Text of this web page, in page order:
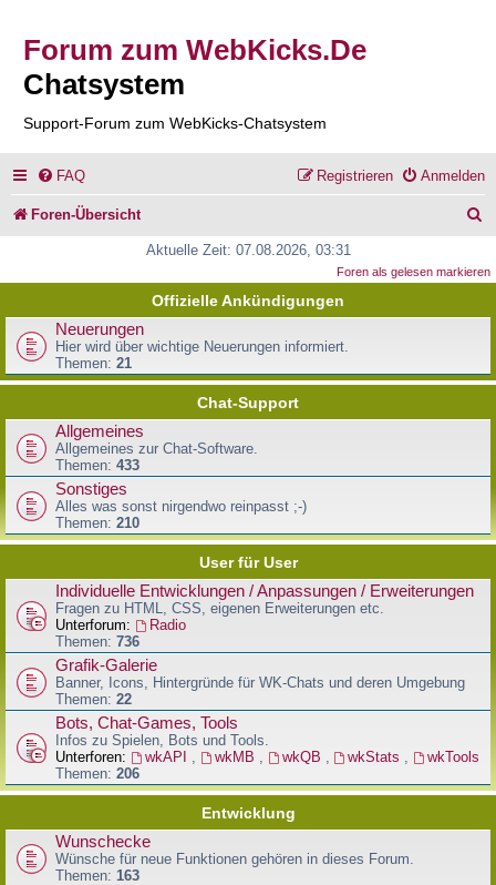
Forum zum WebKicks.De
Chatsystem
Support-Forum zum WebKicks-Chatsystem
FAQ Anmelden
Registrieren
Foren-Übersicht
c
Aktuelle Zeit: 07.08.2026, 03:31
Foren als gelesen markieren
Offizielle Ankündigungen
Neuerungen
Hier wird über wichtige Neuerungen informiert.
Themen: 21
Chat-Support
Allgemeines
Allgemeines zur Chat-Software.
Themen: 433
Sonstiges
Alles was sonst nirgendwo reinpasst ;-)
Themen: 210
User für User
Individuelle Entwicklungen / Anpassungen / Erweiterungen
Fragen zu HTML, CSS, eigenen Erweiterungen etc.
Unterforum:
Radio
Themen: 736
Grafik-Galerie
Banner, Icons, Hintergründe für WK-Chats und deren Umgebung
Themen: 22
Bots, Chat-Games, Tools
Infos zu Spielen, Bots und Tools.
Unterforen:
wkAPI , wkMB , wkQB , wkStats ,
wkTools
Themen: 206
Entwicklung
Wunschecke
Wünsche für neue Funktionen gehören in dieses Forum.
Themen: 163